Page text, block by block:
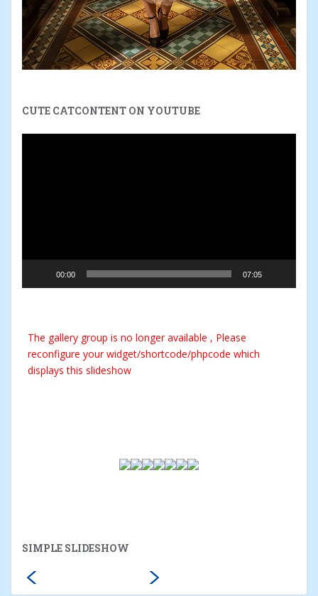
CUTE CATCONTENT ON YOUTUBE
00:00 07:05
The gallery group is no longer available , Please
reconfigure your widget/shortcode/phpcode which
displays this slideshow
SIMPLE SLIDESHOW